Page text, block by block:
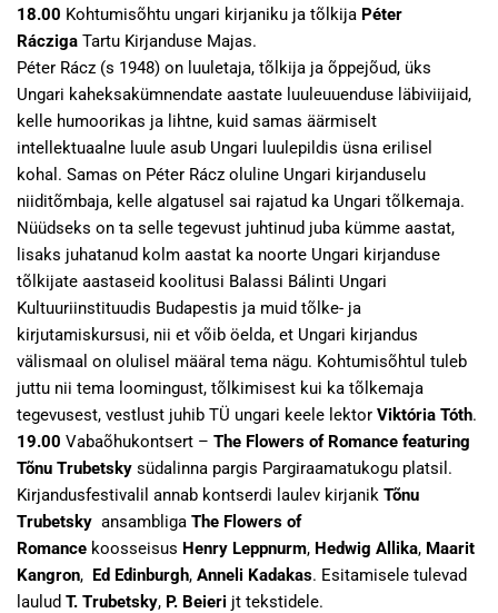
18.00 Kohtumisõhtu ungari kirjaniku ja tõlkija Péter
Rácziga Tartu Kirjanduse Majas.
Péter Rácz (s 1948) on luuletaja, tõlkija ja õppejõud, üks
Ungari kaheksakümnendate aastate luuleuuenduse läbiviijaid,
kelle humoorikas ja lihtne, kuid samas äärmiselt
intellektuaalne luule asub Ungari luulepildis üsna erilisel
kohal. Samas on Péter Rácz oluline Ungari kirjanduselu
niiditõmbaja, kelle algatusel sai rajatud ka Ungari tõlkemaja.
Nüüdseks on ta selle tegevust juhtinud juba kümme aastat,
lisaks juhatanud kolm aastat ka noorte Ungari kirjanduse
tõlkijate aastaseid koolitusi Balassi Bálinti Ungari
Kultuuriinstituudis Budapestis ja muid tõlke- ja
kirjutamiskursusi, nii et võib öelda, et Ungari kirjandus
välismaal on olulisel määral tema nägu. Kohtumisõhtul tuleb
juttu nii tema loomingust, tõlkimisest kui ka tõlkemaja
tegevusest, vestlust juhib TÜ ungari keele lektor Viktória Tóth.
19.00 Vabaõhukontsert – The Flowers of Romance featuring
Tõnu Trubetsky südalinna pargis Pargiraamatukogu platsil.
Kirjandusfestivalil annab kontserdi laulev kirjanik Tõnu
Trubetsky ansambliga The Flowers of
Romance koosseisus Henry Leppnurm, Hedwig Allika, Maarit
Kangron, Ed Edinburgh, Anneli Kadakas. Esitamisele tulevad
laulud T. Trubetsky, P. Beieri jt tekstidele.